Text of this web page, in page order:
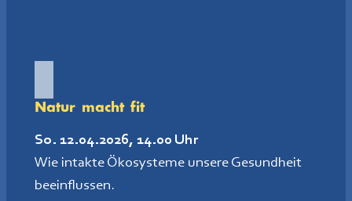
Natur macht fit
So. 12.04.2026, 14.00 Uhr
Wie intakte Ökosysteme unsere Gesundheit
beeinflussen.